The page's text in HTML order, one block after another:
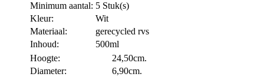
Minimum aantal: 5 Stuk(s)
Kleur:
Wit
Materiaal:
gerecycled rvs
Inhoud:
500ml
Hoogte:
24,50cm.
Diameter:
6,90cm.